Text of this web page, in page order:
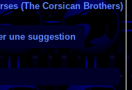
(The Corsican Brothers)
une suggestion